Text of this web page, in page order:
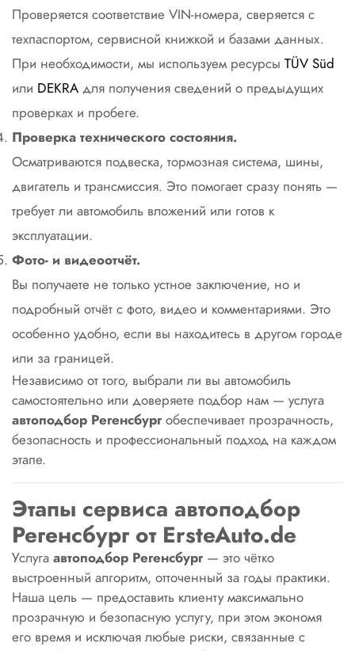
Проверяется соответствие VIN-номера, сверяется с
техпаспортом, сервисной книжкой и базами данных.
При необходимости, мы используем ресурсы TÜV Süd
или DEKRA для получения сведений о предыдущих
проверках и пробеге.
Проверка технического состояния.
Осматриваются подвеска, тормозная система, шины,
двигатель и трансмиссия. Это помогает сразу понять —
требует ли автомобиль вложений или готов к
эксплуатации.
Фото- и видеоотчёт.
Вы получаете не только устное заключение, но и
подробный отчёт с фото, видео и комментариями. Это
особенно удобно, если вы находитесь в другом городе
или за границей.
Независимо от того, выбрали ли вы автомобиль
самостоятельно или доверяете подбор нам — услуга
автоподбор Регенсбург обеспечивает прозрачность,
безопасность и профессиональный подход на каждом
этапе.
Этапы сервиса автоподбор
Регенсбург от ErsteAuto.de
Услуга автоподбор Регенсбург — это чётко
выстроенный алгоритм, отточенный за годы практики.
Наша цель — предоставить клиенту максимально
прозрачную и безопасную услугу, при этом экономя
его время и исключая любые риски, связанные с